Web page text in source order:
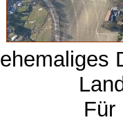
ehemaliges
Für